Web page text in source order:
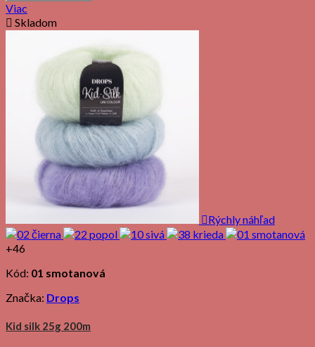
Viac
 Skladom
Rýchly náhľad
+46
Kód: 01 smotanová
Značka: Drops
Kid silk 25g 200m